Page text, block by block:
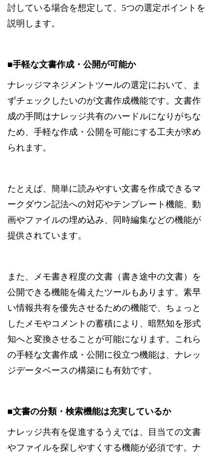
討している場合を想定して、5つの選定ポイントを
説明します。
■手軽な文書作成・公開が可能か
ナレッジマネジメントツールの選定において、ま
ずチェックしたいのが文書作成機能です。文書作
成の手間はナレッジ共有のハードルになりがちな
ため、手軽な作成・公開を可能にする工夫が求め
られます。
たとえば、簡単に読みやすい文書を作成できるマ
ークダウン記法への対応やテンプレート機能、動
画やファイルの埋め込み、同時編集などの機能が
提供されています。
また、メモ書き程度の文書（書き途中の文書）を
公開できる機能を備えたツールもあります。素早
い情報共有を優先させるための機能で、ちょっと
したメモやコメントの蓄積により、暗黙知を形式
知へと変換させることが可能になります。これら
の手軽な文書作成・公開に役立つ機能は、ナレッ
ジデータベースの構築にも有効です。
■文書の分類・検索機能は充実しているか
ナレッジ共有を促進するうえでは、目当ての文書
やファイルを探しやすくする機能が必須です。ナ